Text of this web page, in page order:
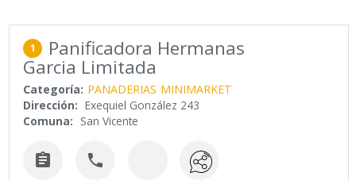
1 Panificadora Hermanas
Garcia Limitada
Categoría: PANADERIAS MINIMARKET
Dirección: Exequiel González 243
Comuna: San Vicente
 